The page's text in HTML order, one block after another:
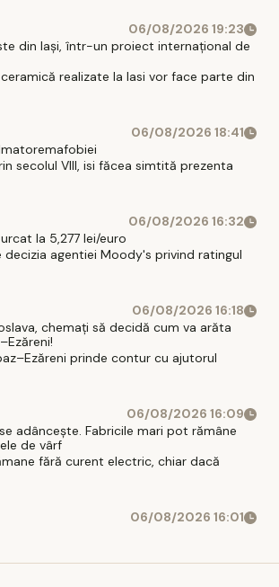
06/08/2026 19:23
din Iași, într-un proiect internațional de
realizate la Iasi vor face parte din
06/08/2026 18:41
secolul VIII, isi făcea simtită prezenta
06/08/2026 16:32
la 5,277 lei/euro
decizia agentiei Moody's privind ratingul
06/08/2026 16:18
chemați să decidă cum va arăta
prinde contur cu ajutorul
06/08/2026 16:09
adâncește. Fabricile mari pot rămâne
de vârf
fără curent electric, chiar dacă
06/08/2026 16:01